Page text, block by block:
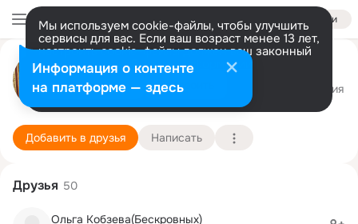
Войти
Мы используем cookie-файлы, чтобы улучшить
сервисы для вас. Если ваш возраст менее 13 лет,
настроить cookie-файлы должен ваш законный
представитель. Больше информации
Разрешить все Настроить
Анна Каплун
Барнаул 7 февраля (48 лет)
45 гимназия
Подробнее
Добавить в друзья Написать
Друзья 50
Ольга Кобзева(Бескровных)
Информация о контенте
на платформе — здесь